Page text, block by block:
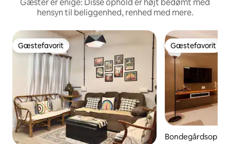
Gæster er enige: Disse ophold er højt bedømt med
hensyn til beliggenhed, renhed med mere.
Gæstefavorit
Gæstefavorit Gæstefavorit
Gæstefavorit